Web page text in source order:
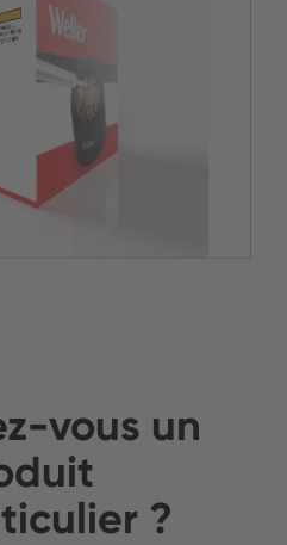
vous un
?